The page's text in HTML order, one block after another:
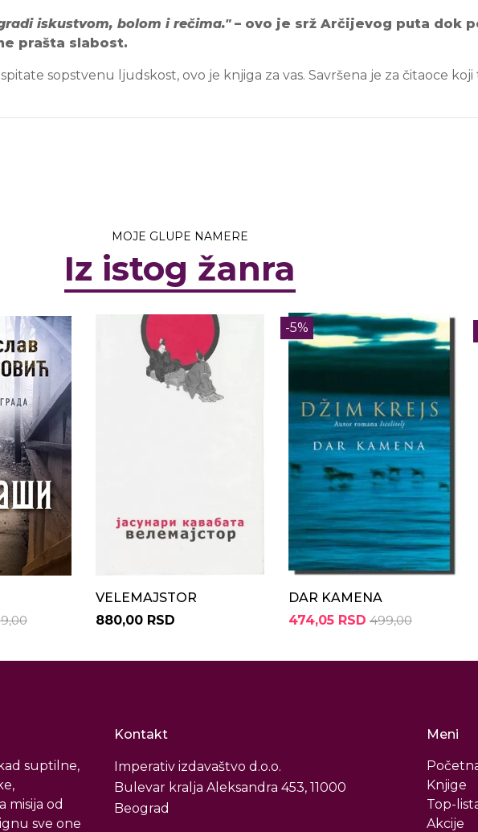
iskustvom, bolom i rečima."– ovo je srž Arčijevog puta dok
prašta slabost.
sopstvenu ljudskost, ovo je knjiga za vas. Savršena je za čitaoce
MOJE GLUPE NAMERE
Iz istog žanra
VELEMAJSTOR
880,00 RSD
-5%
DAR KAMENA
474,05 RSD 499,00
suptilne,
misija od
sve one
Kontakt
Imperativ izdavaštvo d.o.o.
Bulevar kralja Aleksandra 453, 11000
Beograd
Meni
Knjige
Top-
Akcije